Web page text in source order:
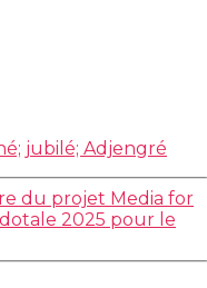
jubilé; Adjengré
du projet Media for
2025 pour le